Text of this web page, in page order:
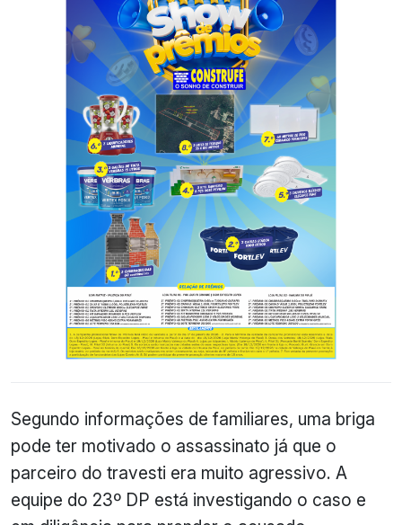
Segundo informações de familiares, uma briga
pode ter motivado o assassinato já que o
parceiro do travesti era muito agressivo. A
equipe do 23º DP está investigando o caso e